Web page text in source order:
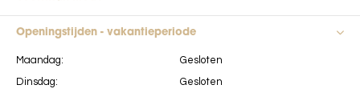
Openingstijden - vakantieperiode
Maandag:
Dinsdag:
Gesloten
Gesloten